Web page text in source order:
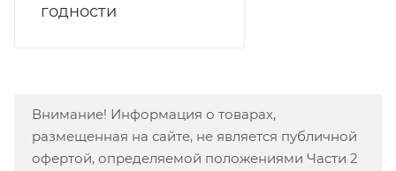
годности
Внимание! Информация о товарах,
размещенная на сайте, не является публичной
офертой, определяемой положениями Части 2